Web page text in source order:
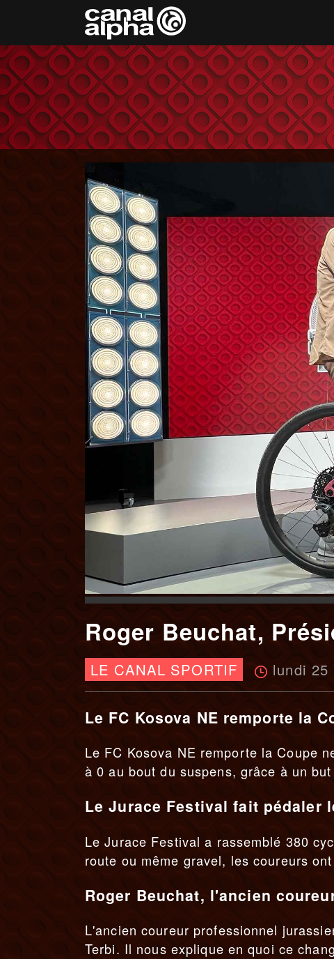
Roger Beuchat,
LE CANAL SPORTIF lundi 25
Le FC Kosova NE remporte la
Le FC Kosova NE remporte la Coupe
à 0 au bout du suspens, grâce à un
Le Jurace Festival fait pédaler
Le Jurace Festival a rassemblé 380
route ou même gravel, les coureurs
Roger Beuchat, l'ancien
L'ancien coureur professionnel
Terbi. Il nous explique en quoi ce